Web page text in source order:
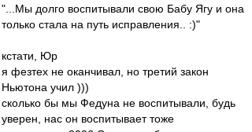
"...Мы долго воспитывали свою Бабу Ягу и она
только стала на путь исправления.. :)"
кстати, Юр
я фезтех не оканчивал, но третий закон
Ньютона учил )))
сколько бы мы Федуна не воспитывали, будь
уверен, нас он воспитывает тоже